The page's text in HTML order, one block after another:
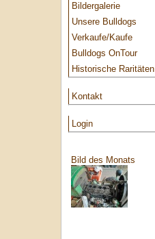
Bildergalerie
Unsere Bulldogs
Verkaufe/Kaufe
Bulldogs OnTour
Historische Raritäten
Kontakt
Login
Bild des Monats